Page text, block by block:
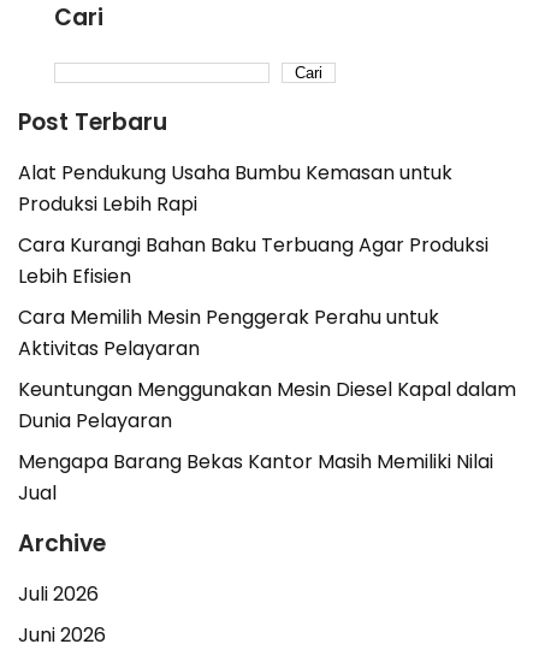
Cari
Cari
Post Terbaru
Alat Pendukung Usaha Bumbu Kemasan untuk
Produksi Lebih Rapi
Cara Kurangi Bahan Baku Terbuang Agar Produksi
Lebih Efisien
Cara Memilih Mesin Penggerak Perahu untuk
Aktivitas Pelayaran
Keuntungan Menggunakan Mesin Diesel Kapal dalam
Dunia Pelayaran
Mengapa Barang Bekas Kantor Masih Memiliki Nilai
Jual
Archive
Juli 2026
Juni 2026